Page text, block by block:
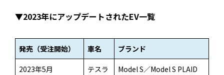
▼2023年にアップデートされたEV一覧
発売（受注開始） 車名 ブランド
2023年5月 テスラ Model S／Model S PLAID